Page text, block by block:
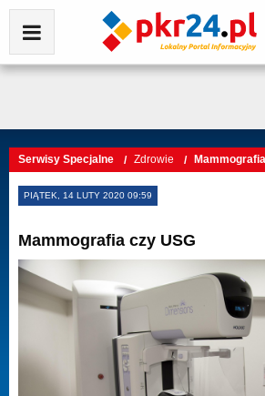
Serwisy Specjalne Zdrowie
PIĄTEK, 14 LUTY 2020 09:59
Mammografia czy USG